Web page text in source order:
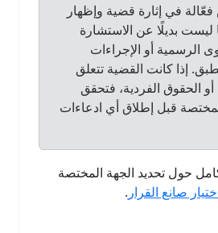
في إثارة قضية وإظهار
ليست بديلًا عن الاستشارة
الرسمية أو الإجراءات
إذا كانت القضية تتعلق
أو الحقوق الفردية، فتحقق
قبل إطلاق أي ادعاءات
حول تحديد الجهة المختصة
صانع القرار .